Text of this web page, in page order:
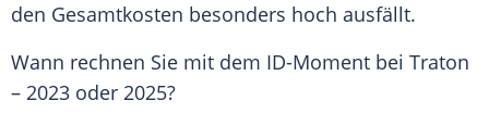
den Gesamtkosten besonders hoch ausfällt.
Wann rechnen Sie mit dem ID-Moment bei Traton
– 2023 oder 2025?